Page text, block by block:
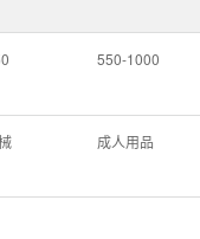
550-1000
成人用品